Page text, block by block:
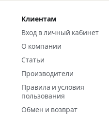
Клиентам
Вход в личный кабинет
О компании
Статьи
Производители
Правила и условия
пользования
Обмен и возврат